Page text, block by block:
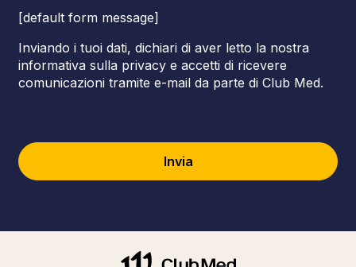
[default form message]
Inviando i tuoi dati, dichiari di aver letto la nostra
informativa sulla privacy e accetti di ricevere
comunicazioni tramite e-mail da parte di Club Med.
Invia